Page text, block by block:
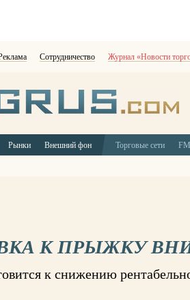
Сотрудничество Журнал «Новости
Рынки Внешний фон Торговые сети
К ПРЫЖКУ
к снижению